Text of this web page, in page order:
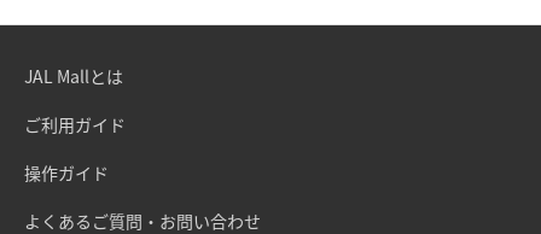
JAL Mallとは
ご利用ガイド
操作ガイド
よくあるご質問・お問い合わせ